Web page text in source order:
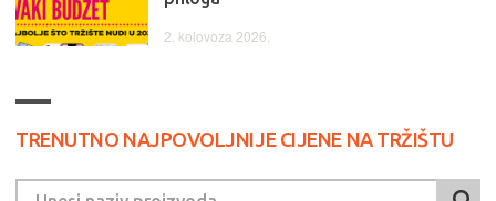
2. kolovoza 2026.
TRENUTNO NAJPOVOLJNIJE CIJENE NA TRŽIŠTU